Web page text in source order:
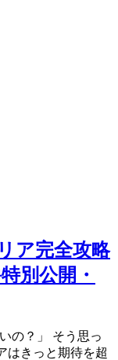
ア完全攻略
別公開・
の？」 そう思っ
はきっと期待を超